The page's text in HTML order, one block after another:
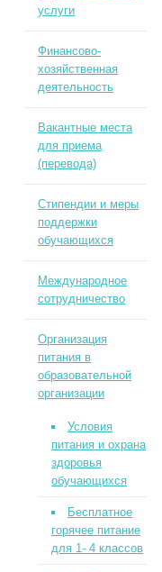
услуги
Финансово-
хозяйственная
деятельность
Вакантные места
для приема
(перевода)
Стипендии и меры
поддержки
обучающихся
Международное
сотрудничество
Организация
питания в
образовательной
организации
Условия
питания и охрана
здоровья
обучающихся
Бесплатное
горячее питание
для 1- 4 классов